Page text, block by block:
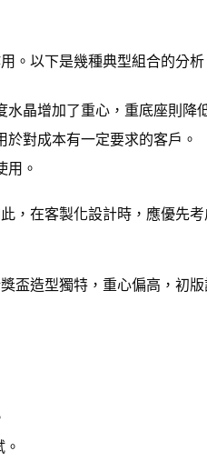
。以下是幾種典型組合的分析
晶增加了重心，重底座則降
對成本有一定要求的客戶。
用。
，在客製化設計時，應優先考
盃造型獨特，重心偏高，初